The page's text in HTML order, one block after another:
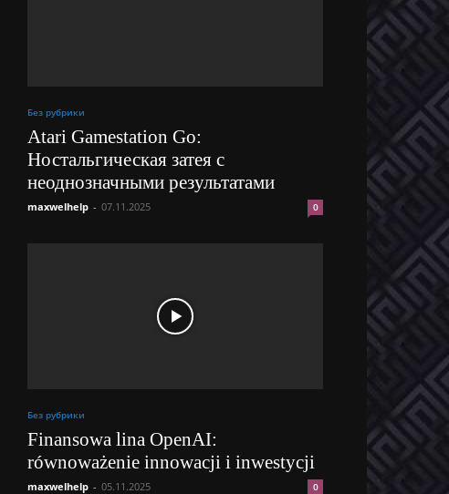
Без рубрики
Atari Gamestation Go:
Ностальгическая затея с
неоднозначными результатами
maxwelhelp - 07.11.2025 0
Без рубрики
Finansowa lina OpenAI:
równoważenie innowacji i inwestycji
maxwelhelp - 05.11.2025 0